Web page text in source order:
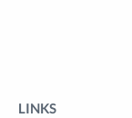
LINKS